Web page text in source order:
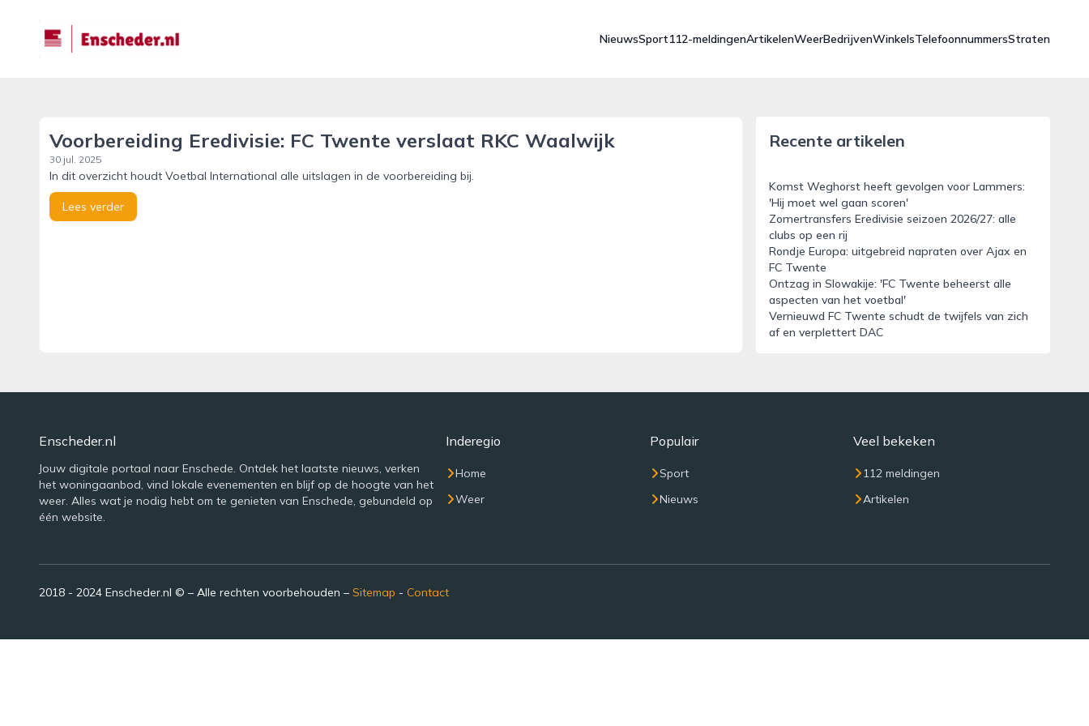
enscheder.nl
NieuwsSport112-meldingenArtikelenWeerBedrijvenWinkelsTelefoonnummersStraten
Voorbereiding Eredivisie: FC Twente verslaat RKC Waalwijk
30 jul. 2025
In dit overzicht houdt Voetbal International alle uitslagen in de voorbereiding bij.
Lees verder
Recente artikelen
Komst Weghorst heeft gevolgen voor Lammers:
'Hij moet wel gaan scoren'
Zomertransfers Eredivisie seizoen 2026/27: alle
clubs op een rij
Rondje Europa: uitgebreid napraten over Ajax en
FC Twente
Ontzag in Slowakije: 'FC Twente beheerst alle
aspecten van het voetbal'
Vernieuwd FC Twente schudt de twijfels van zich
af en verplettert DAC
Enscheder.nl
Jouw digitale portaal naar Enschede. Ontdek het laatste nieuws, verken
het woningaanbod, vind lokale evenementen en blijf op de hoogte van het
weer. Alles wat je nodig hebt om te genieten van Enschede, gebundeld op
één website.
Inderegio
Home
Weer
Populair
Sport
Nieuws
Veel bekeken
112 meldingen
Artikelen
2018 - 2024 Enscheder.nl © – Alle rechten voorbehouden – Sitemap - Contact